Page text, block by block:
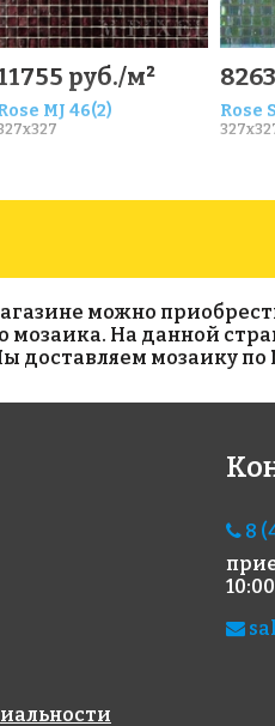
руб./м²
MJ 46(2) Rose
Rose
можно приобрести
мозаика. На данной
доставляем мозаику по
8